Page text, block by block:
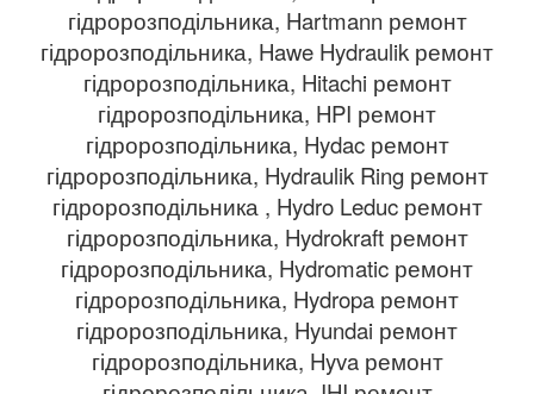
гідророзподільника, Hartmann ремонт
гідророзподільника, Hawe Hydraulik ремонт
гідророзподільника, Hitachi ремонт
гідророзподільника, HPI ремонт
гідророзподільника, Hydac ремонт
гідророзподільника, Hydraulik Ring ремонт
гідророзподільника , Hydro Leduc ремонт
гідророзподільника, Hydrokraft ремонт
гідророзподільника, Hydromatic ремонт
гідророзподільника, Hydropa ремонт
гідророзподільника, Hyundai ремонт
гідророзподільника, Hyva ремонт